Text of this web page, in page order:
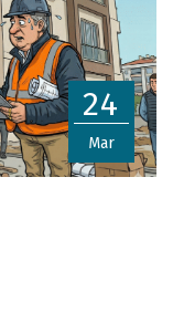
24
Mar